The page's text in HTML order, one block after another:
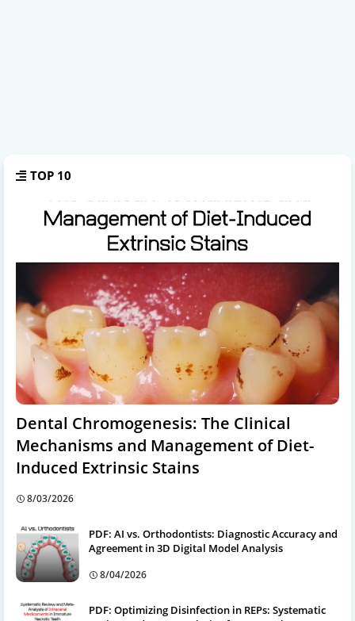
TOP 10
Dental Chromogenesis: The Clinical
Mechanisms and Management of Diet-
Induced Extrinsic Stains
8/03/2026
PDF: AI vs. Orthodontists: Diagnostic Accuracy and
Agreement in 3D Digital Model Analysis
8/04/2026
PDF: Optimizing Disinfection in REPs: Systematic